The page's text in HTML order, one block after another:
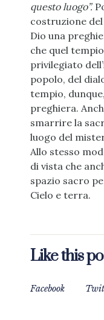
questo luogo”.
costruzione
Dio una
che quel
privilegiato
popolo, del
tempio,
preghiera.
smarrire la
luogo del
Allo stesso
di vista che
spazio sacro
Cielo e terra.
Like this
Facebook